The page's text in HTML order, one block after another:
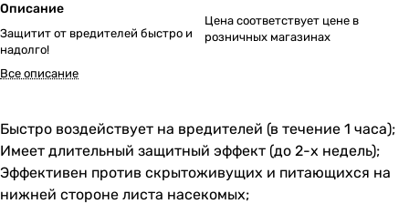
Описание
Защитит от вредителей быстро и
надолго!
Все описание
Цена соответствует цене в
розничных магазинах
Быстро воздействует на вредителей (в течение 1 часа);
Имеет длительный защитный эффект (до 2-х недель);
Эффективен против скрытоживущих и питающихся на
нижней стороне листа насекомых;